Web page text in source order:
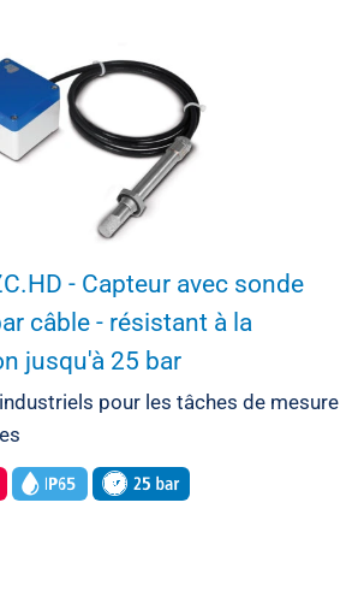
- Capteur avec sonde
câble - résistant à la
jusqu'à 25 bar
pour les tâches de mesure